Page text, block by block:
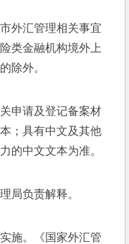
外汇管理相关事宜
类金融机构境外上
除外。
申请及登记备案材
；具有中文及其他
的中文文本为准。
局负责解释。
施。《国家外汇管